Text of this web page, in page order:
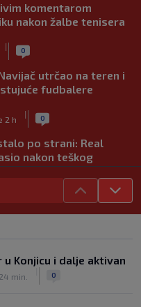
komentarom
nakon žalbe tenisera
| 0
utrčao na teren i
fudbalere
2 h
| 0
po strani: Real
nakon teškog
Messija
h
poručivao: "Novac
u Konjicu i dalje aktivan
min. 0